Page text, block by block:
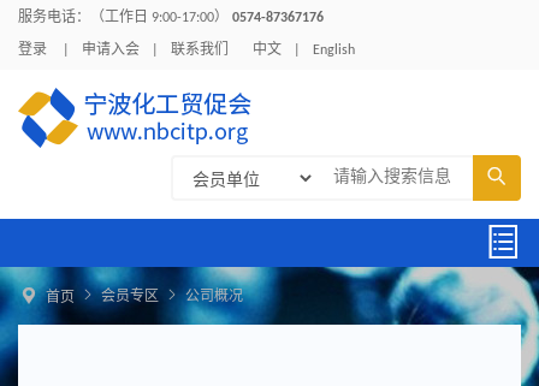
服务电话：（工作日 9:00-17:00） 0574-87367176
登录 申请入会 联系我们 中文 English


 首页  会员专区  公司概况